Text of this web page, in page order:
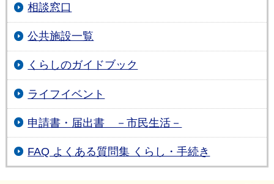
相談窓口
公共施設一覧
くらしのガイドブック
ライフイベント
申請書・届出書 －市民生活－
FAQ よくある質問集 くらし・手続き